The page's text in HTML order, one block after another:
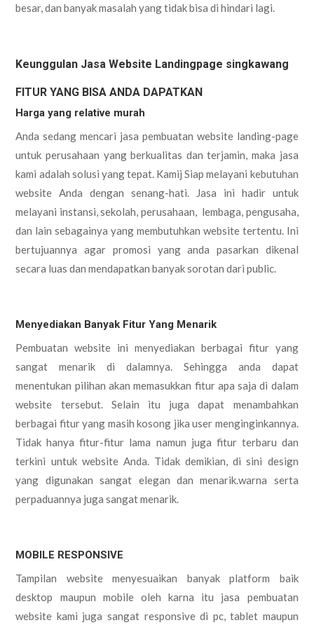
besar, dan banyak masalah yang tidak bisa di hindari lagi.
Keunggulan Jasa Website Landingpage singkawang
FITUR YANG BISA ANDA DAPATKAN
Harga yang relative murah
Anda sedang mencari jasa pembuatan website landing-page
untuk perusahaan yang berkualitas dan terjamin, maka jasa
kami adalah solusi yang tepat. Kamij Siap melayani kebutuhan
website Anda dengan senang-hati. Jasa ini hadir untuk
melayani instansi, sekolah, perusahaan, lembaga, pengusaha,
dan lain sebagainya yang membutuhkan website tertentu. Ini
bertujuannya agar promosi yang anda pasarkan dikenal
secara luas dan mendapatkan banyak sorotan dari public.
Menyediakan Banyak Fitur Yang Menarik
Pembuatan website ini menyediakan berbagai fitur yang
sangat menarik di dalamnya. Sehingga anda dapat
menentukan pilihan akan memasukkan fitur apa saja di dalam
website tersebut. Selain itu juga dapat menambahkan
berbagai fitur yang masih kosong jika user menginginkannya.
Tidak hanya fitur-fitur lama namun juga fitur terbaru dan
terkini untuk website Anda. Tidak demikian, di sini design
yang digunakan sangat elegan dan menarik.warna serta
perpaduannya juga sangat menarik.
MOBILE RESPONSIVE
Tampilan website menyesuaikan banyak platform baik
desktop maupun mobile oleh karna itu jasa pembuatan
website kami juga sangat responsive di pc, tablet maupun